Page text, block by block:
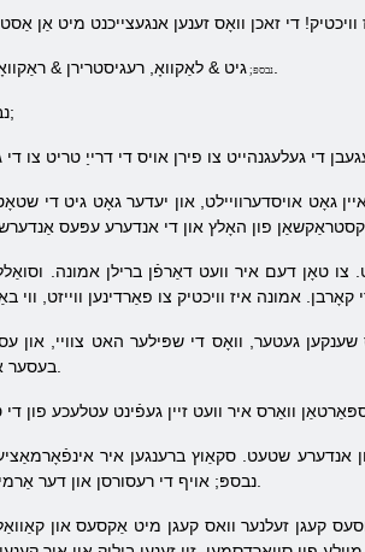
& נבספּ;
& נבספּ;
גאָט אויסדערוויילט, און יעדער גאָט גיט די שטאָט